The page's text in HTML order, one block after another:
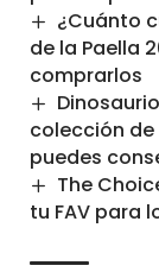
¿Cuánto
de la Paella
comprarlos
colección de
puedes
The
tu FAV para